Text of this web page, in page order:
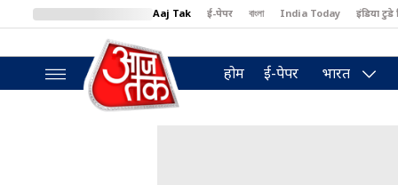
Aaj Tak ई-पेपर বাংলা India Today इंडिया टुडे
BT Bazaar
होम ई-पेपर भारत